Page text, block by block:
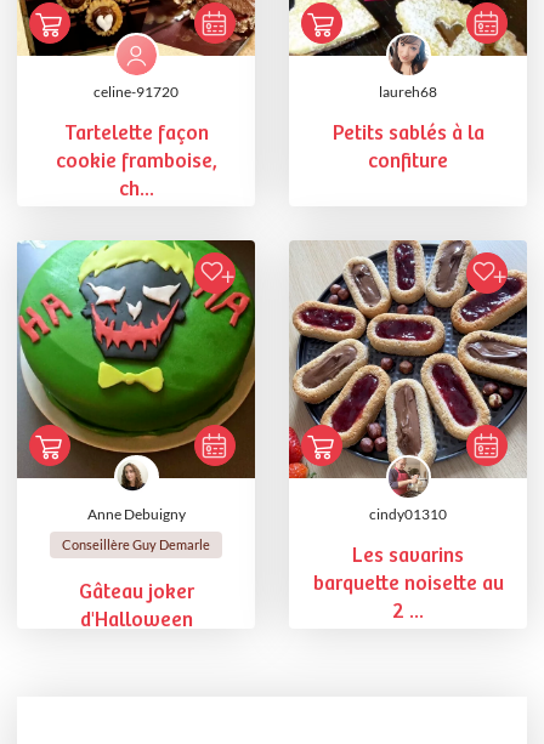
celine-91720
Tartelette façon
cookie framboise,
ch...
laureh68
Petits sablés à la
confiture
Anne Debuigny
Conseillère Guy Demarle
Gâteau joker
d'Halloween
cindy01310
Les savarins
barquette noisette au
2 ...